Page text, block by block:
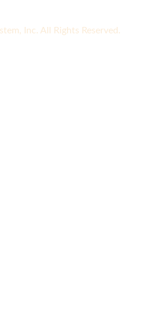
Inc. All Rights Reserved.